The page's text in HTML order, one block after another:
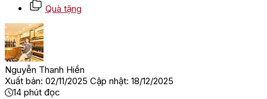
Quà tặng
Nguyễn Thanh Hiền
Xuất bản: 02/11/2025 Cập nhật: 18/12/2025
14 phút đọc